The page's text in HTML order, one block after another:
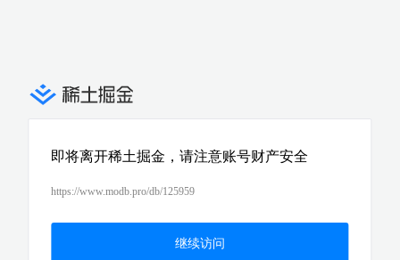
即将离开稀土掘金，请注意账号财产安全
https://www.modb.pro/db/125959
继续访问